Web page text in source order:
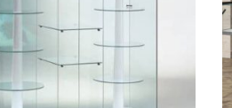
Kosárba teszem